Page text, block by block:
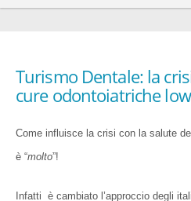
Turismo Dentale: la
cure odontoiatriche
Come influisce la crisi con la salute
è “molto”!
Infatti è cambiato l’approccio degli